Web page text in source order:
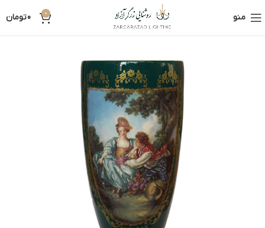
منو 0
0تومان